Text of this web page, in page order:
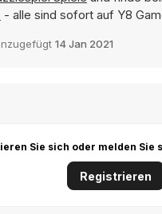
- alle sind sofort auf Y8
14 Jan 2021
Sie sich oder melden Sie
Registrieren